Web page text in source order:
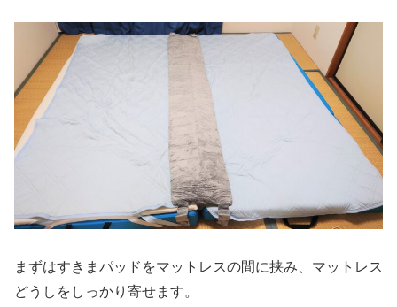
まずはすきまパッドをマットレスの間に挟み、マットレス
どうしをしっかり寄せます。